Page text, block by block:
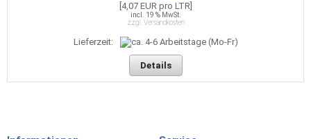
[4,07 EUR pro LTR]
incl. 19 % MwSt.
zzgl. Versandkosten
Lieferzeit:
Details